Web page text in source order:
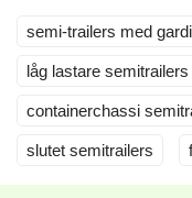
semi-trailers med
låg lastare semitrailers
containerchassi
slutet semitrailers